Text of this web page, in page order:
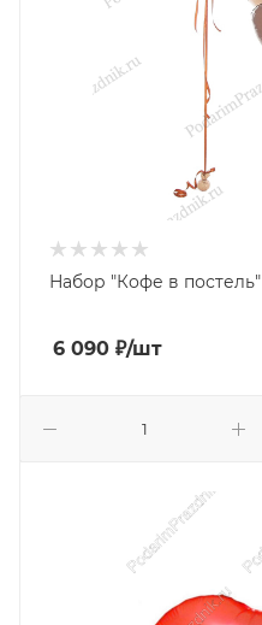
Набор "Кофе в постель"
6 090 ₽/шт